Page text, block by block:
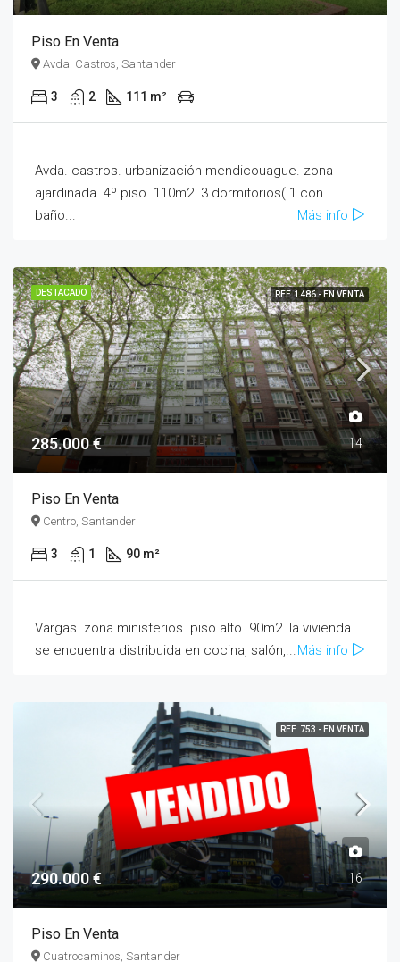
Piso En Venta
Avda. Castros, Santander
3 2 111 m²
Avda. castros. urbanización mendicouague. zona
ajardinada. 4º piso. 110m2. 3 dormitorios( 1 con
baño...
Más info
DESTACADO REF. 1486 - EN VENTA
285.000 € 14
Piso En Venta
Centro, Santander
3 1 90 m²
Vargas. zona ministerios. piso alto. 90m2. la vivienda
se encuentra distribuida en cocina, salón,...Más info
REF. 753 - EN VENTA
290.000 € 16
Piso En Venta
Cuatrocaminos, Santander